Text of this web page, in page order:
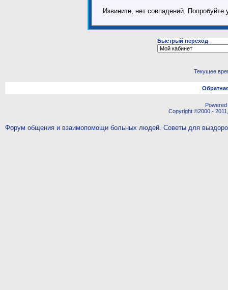
Извините, нет совпадений.
Быстрый переход
Текущее
Copyright ©2000 -
Форум общения и взаимопомощи больных людей. Советы для